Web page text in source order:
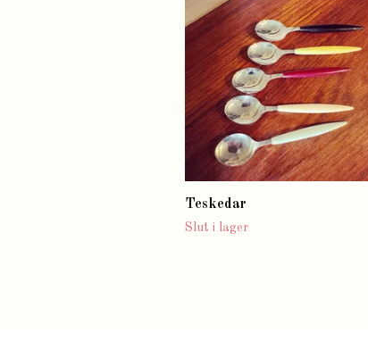
Teskedar
Slut i lager